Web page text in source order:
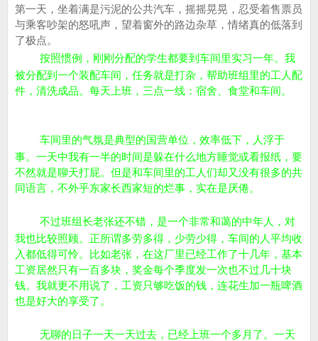
第一天，坐着满是污泥的公共汽车，摇摇晃晃，忍受着售票员
与乘客吵架的怒吼声，望着窗外的路边杂草，情绪真的低落到
了极点。
按照惯例，刚刚分配的学生都要到车间里实习一年。我
被分配到一个装配车间，任务就是打杂，帮助班组里的工人配
件，清洗成品。每天上班，三点一线：宿舍、食堂和车间。
车间里的气氛是典型的国营单位，效率低下，人浮于
事。一天中我有一半的时间是躲在什么地方睡觉或看报纸，要
不然就是聊天打屁。但是和车间里的工人们却又没有很多的共
同语言，不外乎东家长西家短的烂事，实在是厌倦。
不过班组长老张还不错，是一个非常和蔼的中年人，对
我也比较照顾。正所谓多劳多得，少劳少得，车间的人平均收
入都低得可怜。比如老张，在这厂里已经工作了十几年，基本
工资居然只有一百多块，奖金每个季度发一次也不过几十块
钱。我就更不用说了，工资只够吃饭的钱，连花生加一瓶啤酒
也是好大的享受了。
无聊的日子一天一天过去，已经上班一个多月了。一天